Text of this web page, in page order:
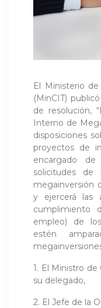
El Ministerio
(MinCIT)
de resolución,
Interno de
disposiciones
proyectos de
encargado
solicitudes de
megainversión
y ejercerá las
cumplimiento
empleo) de
estén
1. El Ministro
su delegado,
2. El Jefe de la